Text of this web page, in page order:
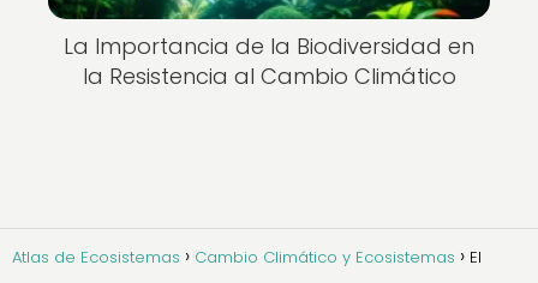
La Importancia de la Biodiversidad en
la Resistencia al Cambio Climático
Atlas de Ecosistemas Cambio Climático y Ecosistemas El